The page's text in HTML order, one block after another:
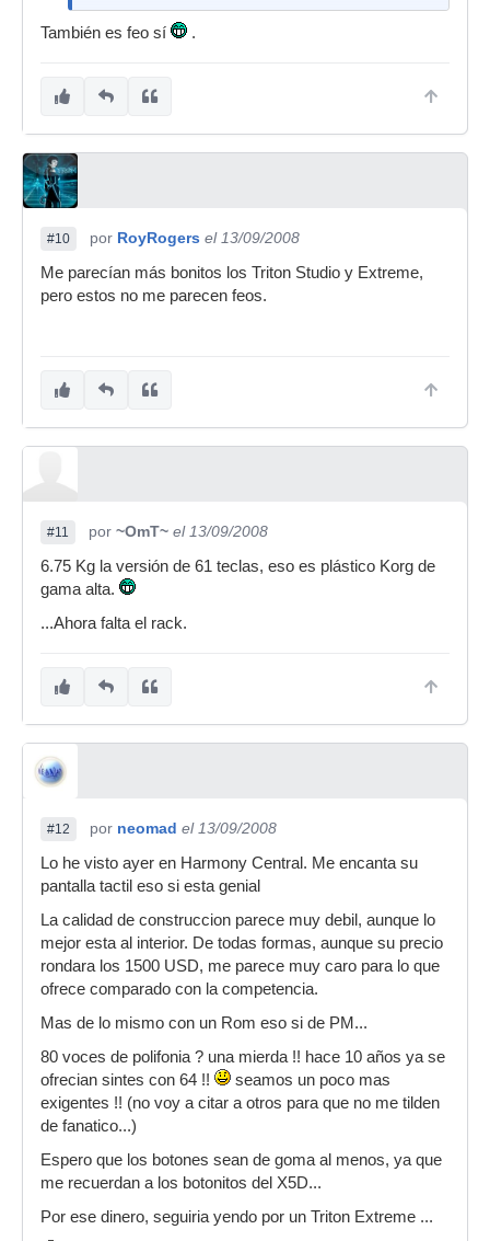
Feo de narices es el m3. Se le ven todos los
tornillos por arriba, parece Frankenstein...
También es feo sí .
#10 por RoyRogers el 13/09/2008
Me parecían más bonitos los Triton Studio y Extreme,
pero estos no me parecen feos.
#11 por ~OmT~ el 13/09/2008
6.75 Kg la versión de 61 teclas, eso es plástico Korg de
gama alta.
...Ahora falta el rack.
#12 por neomad el 13/09/2008
Lo he visto ayer en Harmony Central. Me encanta su
pantalla tactil eso si esta genial
La calidad de construccion parece muy debil, aunque lo
mejor esta al interior. De todas formas, aunque su precio
rondara los 1500 USD, me parece muy caro para lo que
ofrece comparado con la competencia.
Mas de lo mismo con un Rom eso si de PM...
80 voces de polifonia ? una mierda !! hace 10 años ya se
ofrecian sintes con 64 !!
seamos un poco mas
exigentes !! (no voy a citar a otros para que no me tilden
de fanatico...)
Espero que los botones sean de goma al menos, ya que
me recuerdan a los botonitos del X5D...
Por ese dinero, seguiria yendo por un Triton Extreme ...